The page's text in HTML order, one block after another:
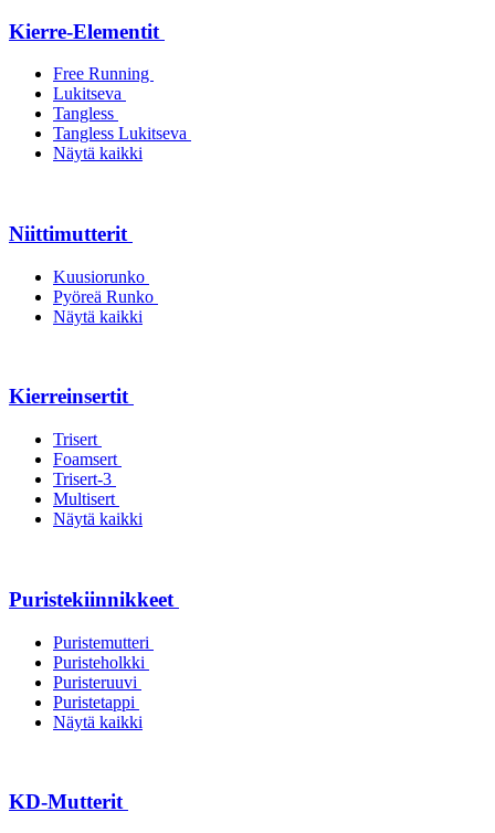
Kierre-Elementit
Free Running
Lukitseva
Tangless
Tangless Lukitseva
Näytä kaikki
Niittimutterit
Kuusiorunko
Pyöreä Runko
Näytä kaikki
Kierreinsertit
Trisert
Foamsert
Trisert-3
Multisert
Näytä kaikki
Puristekiinnikkeet
Puristemutteri
Puristeholkki
Puristeruuvi
Puristetappi
Näytä kaikki
KD-Mutterit